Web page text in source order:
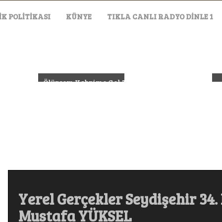
POLITIKASI KÜNYE TIKLA CANLI RADYO DİNLE 1
Konuğumuz: Hasan USTAOĞLU
Ölürsem Kabrime Gel Türkçe Pop Arabesk
Yerel Gerçekler Seydişehir
Mustafa YÜKSEL